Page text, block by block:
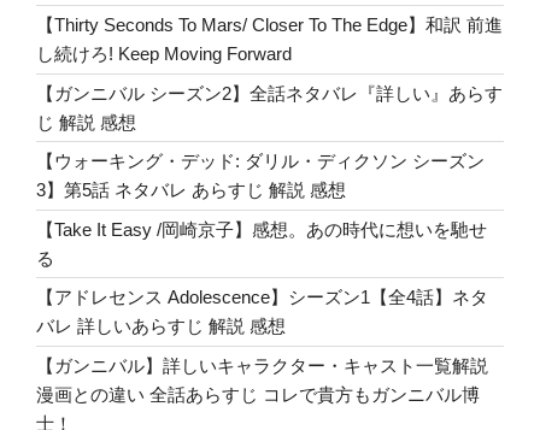
2
完
全
あ
ら
す
じ
ツ
ッ
コ
ミ
ポ
イ
ン
【Thirty Seconds To Mars/ Closer To The Edge】和訳 前進
し続けろ! Keep Moving Forward
【ガンニバル シーズン2】全話ネタバレ『詳しい』あらす
じ 解説 感想
【ウォーキング・デッド: ダリル・ディクソン シーズン
3】第5話 ネタバレ あらすじ 解説 感想
【Take It Easy /岡崎京子】感想。あの時代に想いを馳せ
る
【アドレセンス Adolescence】シーズン1【全4話】ネタ
バレ 詳しいあらすじ 解説 感想
【ガンニバル】詳しいキャラクター・キャスト一覧解説
漫画との違い 全話あらすじ コレで貴方もガンニバル博
士！